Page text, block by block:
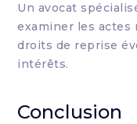
Un avocat
examiner les
droits de reprise
intérêts.
Conclusion